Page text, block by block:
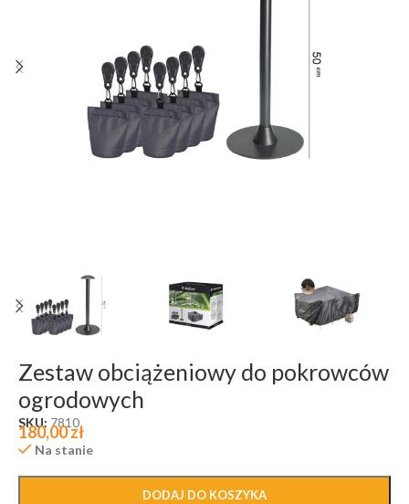
Zestaw obciążeniowy do pokrowców
ogrodowych
SKU: 7810
180,00zł
Na stanie
DODAJ DO KOSZYKA